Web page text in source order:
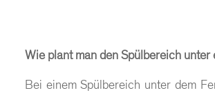
Wie plant man den Spülbereich unter
Bei einem Spülbereich unter dem